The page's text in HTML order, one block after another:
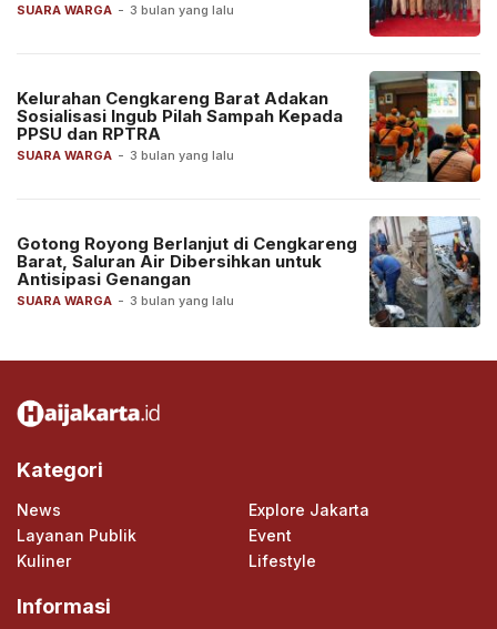
SUARA WARGA - 3 bulan yang lalu
SUARA WARGA - 3 bulan yang lalu
Kelurahan Cengkareng Barat Adakan
Sosialisasi Ingub Pilah Sampah Kepada
PPSU dan RPTRA
SUARA WARGA - 3 bulan yang lalu
Gotong Royong Berlanjut di Cengkareng
Barat, Saluran Air Dibersihkan untuk
Antisipasi Genangan
Kategori
News
Explore Jakarta
Layanan Publik
Event
Kuliner
Lifestyle
Informasi